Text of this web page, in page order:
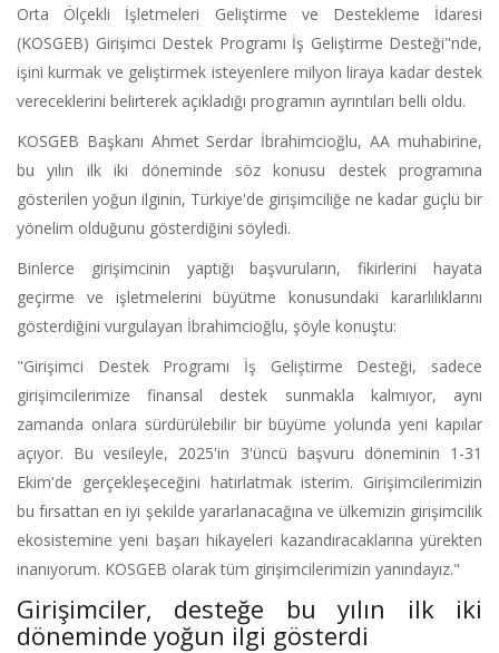
Orta Ölçekli İşletmeleri Geliştirme ve Destekleme İdaresi
(KOSGEB) Girişimci Destek Programı İş Geliştirme Desteği"nde,
işini kurmak ve geliştirmek isteyenlere milyon liraya kadar destek
vereceklerini belirterek açıkladığı programın ayrıntıları belli oldu.
KOSGEB Başkanı Ahmet Serdar İbrahimcioğlu, AA muhabirine,
bu yılın ilk iki döneminde söz konusu destek programına
gösterilen yoğun ilginin, Türkiye'de girişimciliğe ne kadar güçlü bir
yönelim olduğunu gösterdiğini söyledi.
Binlerce girişimcinin yaptığı başvuruların, fikirlerini hayata
geçirme ve işletmelerini büyütme konusundaki kararlılıklarını
gösterdiğini vurgulayan İbrahimcioğlu, şöyle konuştu:
"Girişimci Destek Programı İş Geliştirme Desteği, sadece
girişimcilerimize finansal destek sunmakla kalmıyor, aynı
zamanda onlara sürdürülebilir bir büyüme yolunda yeni kapılar
açıyor. Bu vesileyle, 2025'in 3'üncü başvuru döneminin 1-31
Ekim'de gerçekleşeceğini hatırlatmak isterim. Girişimcilerimizin
bu fırsattan en iyi şekilde yararlanacağına ve ülkemizin girişimcilik
ekosistemine yeni başarı hikayeleri kazandıracaklarına yürekten
inanıyorum. KOSGEB olarak tüm girişimcilerimizin yanındayız."
Girişimciler, desteğe bu yılın ilk iki
döneminde yoğun ilgi gösterdi